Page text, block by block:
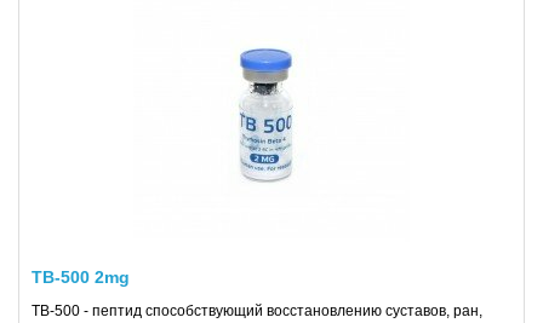
TB-500 2mg
TB-500 - пептид способствующий восстановлению суставов, ран,